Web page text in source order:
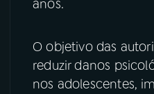
08FESTIVAL DE
anos.
O objetivo das
reduzir danos
nos adolescentes,